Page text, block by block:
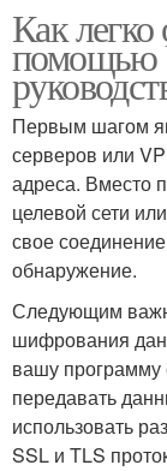
Как
помощью
Первым шагом
серверов или
адреса. Вместо
целевой сети
свое
обнаружение.
Следующим
шифрования
вашу программу
передавать
использовать
SSL и TLS